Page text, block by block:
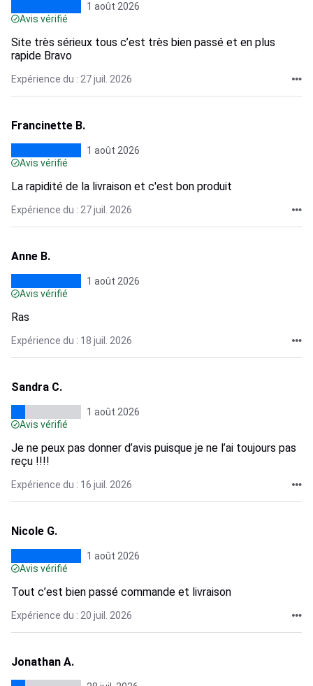
1 août 2026
Avis vérifié
Site très sérieux tous c’est très bien passé et en plus
rapide Bravo
Expérience du : 27 juil. 2026
Francinette B.
1 août 2026
Avis vérifié
La rapidité de la livraison et c'est bon produit
Expérience du : 27 juil. 2026
Anne B.
1 août 2026
Avis vérifié
Ras
Expérience du : 18 juil. 2026
Sandra C.
1 août 2026
Avis vérifié
Je ne peux pas donner d’avis puisque je ne l’ai toujours pas
reçu !!!!
Expérience du : 16 juil. 2026
Nicole G.
1 août 2026
Avis vérifié
Tout c’est bien passé commande et livraison
Expérience du : 20 juil. 2026
Jonathan A.